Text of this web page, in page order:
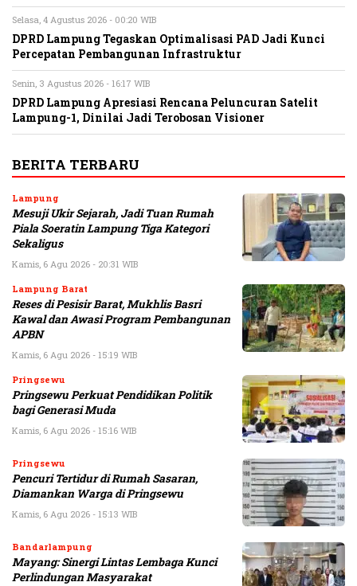
Selasa, 4 Agustus 2026 - 00:20 WIB
DPRD Lampung Tegaskan Optimalisasi PAD Jadi Kunci
Percepatan Pembangunan Infrastruktur
Senin, 3 Agustus 2026 - 16:17 WIB
DPRD Lampung Apresiasi Rencana Peluncuran Satelit
Lampung-1, Dinilai Jadi Terobosan Visioner
BERITA TERBARU
Lampung
Mesuji Ukir Sejarah, Jadi Tuan Rumah
Piala Soeratin Lampung Tiga Kategori
Sekaligus
Kamis, 6 Agu 2026 - 20:31 WIB
Lampung Barat
Reses di Pesisir Barat, Mukhlis Basri
Kawal dan Awasi Program Pembangunan
APBN
Kamis, 6 Agu 2026 - 15:19 WIB
Pringsewu
Pringsewu Perkuat Pendidikan Politik
bagi Generasi Muda
Kamis, 6 Agu 2026 - 15:16 WIB
Pringsewu
Pencuri Tertidur di Rumah Sasaran,
Diamankan Warga di Pringsewu
Kamis, 6 Agu 2026 - 15:13 WIB
Bandarlampung
Mayang: Sinergi Lintas Lembaga Kunci
Perlindungan Masyarakat